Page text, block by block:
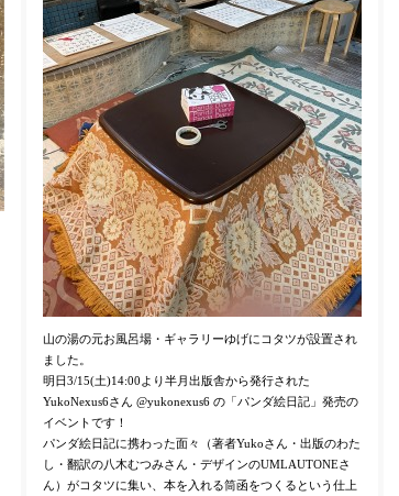
山の湯の元お風呂場・ギャラリーゆげにコタツが設置され
ました。
明日3/15(土)14:00より半月出版舎から発行された
YukoNexus6さん @yukonexus6 の「パンダ絵日記」発売の
イベントです！
パンダ絵日記に携わった面々（著者Yukoさん・出版のわた
し・翻訳の八木むつみさん・デザインのUMLAUTONEさ
ん）がコタツに集い、本を入れる筒函をつくるという仕上